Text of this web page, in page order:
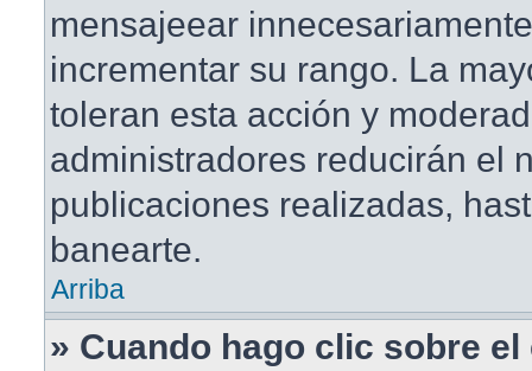
mensajeear
incrementar su rango. La
toleran esta acción y
administradores reducirán el
publicaciones realizadas,
banearte.
Arriba
» Cuando hago clic sobre